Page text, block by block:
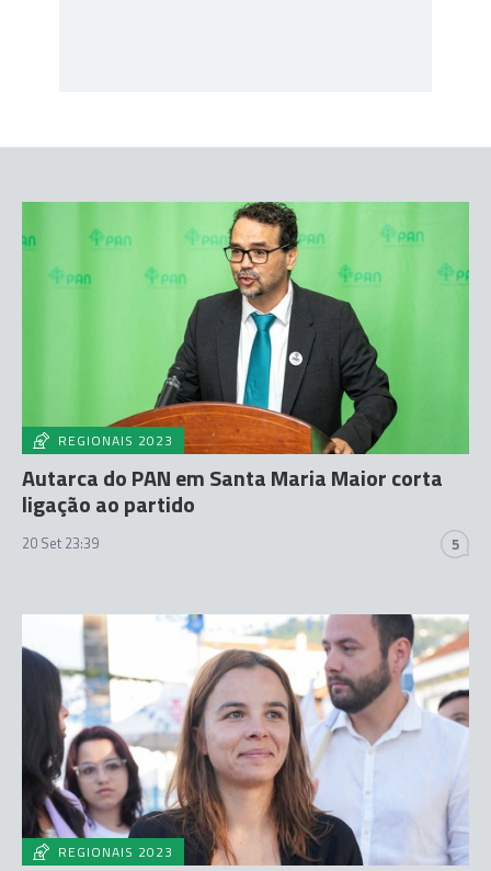
REGIONAIS 2023
Autarca do PAN em Santa Maria Maior corta
ligação ao partido
20 Set 23:39 5
REGIONAIS 2023